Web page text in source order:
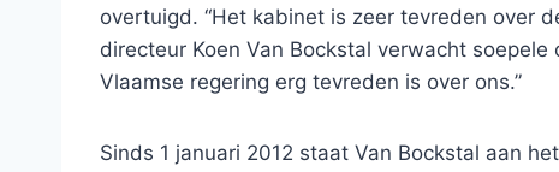
overtuigd. “Het kabinet is zeer tevreden over
directeur Koen Van Bockstal verwacht
Vlaamse regering erg tevreden is over ons.”
Sinds 1 januari 2012 staat Van Bockstal aan